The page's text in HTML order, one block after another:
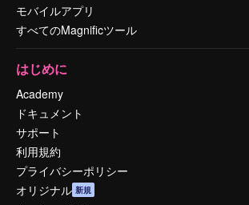
モバイルアプリ
すべてのMagnificツール
はじめに
Academy
ドキュメント
サポート
利用規約
プライバシーポリシー
オリジナル 新規